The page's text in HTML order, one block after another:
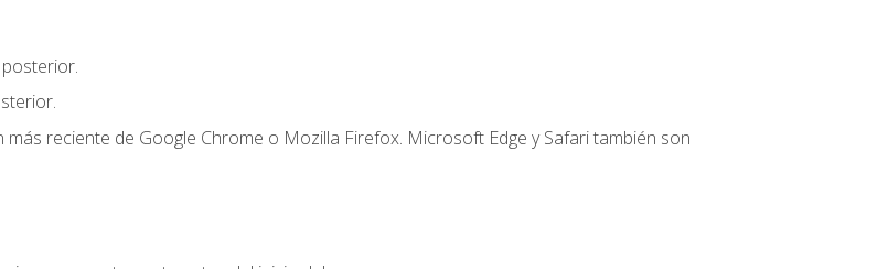
más reciente de Google Chrome o Mozilla Firefox. Microsoft Edge y Safari también son